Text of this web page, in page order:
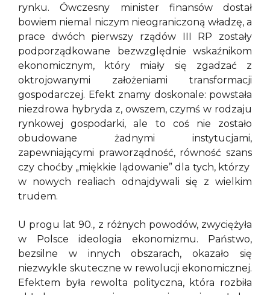
rynku. Ówczesny minister finansów dostał
bowiem niemal niczym nieograniczoną władzę, a
prace dwóch pierwszy rządów III RP zostały
podporządkowane bezwzględnie wskaźnikom
ekonomicznym, który miały się zgadzać z
oktrojowanymi założeniami transformacji
gospodarczej. Efekt znamy doskonale: powstała
niezdrowa hybryda z, owszem, czymś w rodzaju
rynkowej gospodarki, ale to coś nie zostało
obudowane żadnymi instytucjami,
zapewniającymi praworządność, równość szans
czy choćby „miękkie lądowanie” dla tych, którzy
w nowych realiach odnajdywali się z wielkim
trudem.
U progu lat 90., z różnych powodów, zwyciężyła
w Polsce ideologia ekonomizmu. Państwo,
bezsilne w innych obszarach, okazało się
niezwykle skuteczne w rewolucji ekonomicznej.
Efektem była rewolta polityczna, która rozbiła